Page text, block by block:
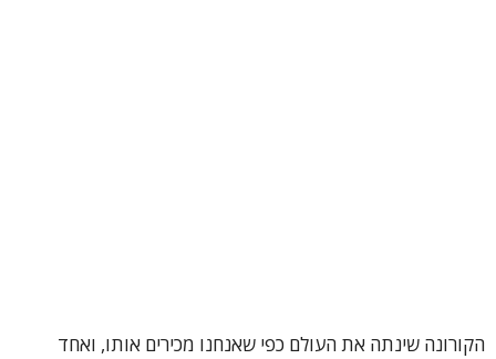
הקורונה שינתה את העולם כפי שאנחנו מכירים אותו, ואחד